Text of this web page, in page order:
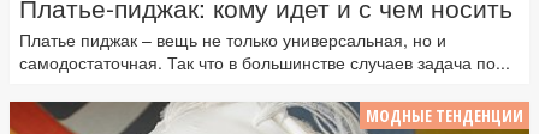
Платье-пиджак: кому идет и с чем носить
Платье пиджак – вещь не только универсальная, но и
самодостаточная. Так что в большинстве случаев задача по...
МОДНЫЕ ТЕНДЕНЦИИ